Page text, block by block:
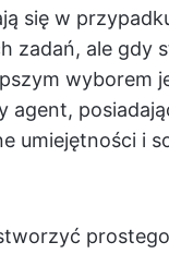
się w
zadań, ale gdy
wyborem
agent,
umiejętności i